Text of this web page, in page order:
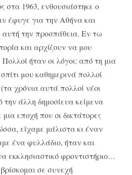
στα 1963, ενθουσιάστηκε ο
έφυγε για την Αθήνα και
αυτή την προσπάθεια. Εν τω
και αρχίζουν να μου
ήταν οι λόγοι: από τη μια
μου καθημερινά πολλοί
χρόνια αυτά πολλοί νέοι
άλλη δημοσίευα κείμενα
εποχή που οι δικτάτορες
είχαμε μάλιστα κι έναν
ένα φυλλάδιο, ήταν και
εκκλησιαστικό φροντιστήριο…
σε συνεχή